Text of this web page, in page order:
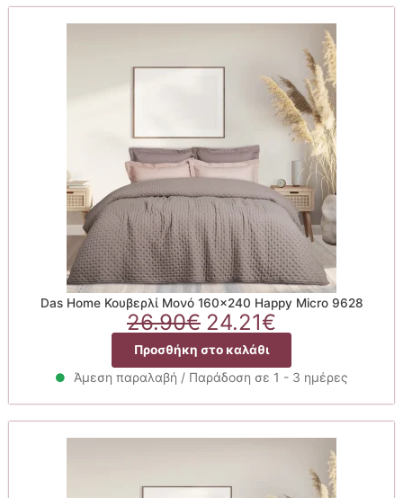
Das Home Κουβερλί Μονό 160×240 Happy Micro 9628
26.90€ Original
price
was:
26.90€.
24.21€
τρέχουσα
τιμή
είναι:
24.21€.
Προσθήκη στο καλάθι
Άμεση παραλαβή / Παράδοση σε 1 - 3 ημέρες